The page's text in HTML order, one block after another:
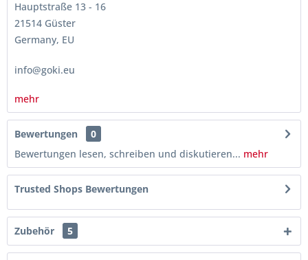
Hauptstraße 13 - 16
21514 Güster
Germany, EU
info@goki.eu
mehr
Bewertungen
0
Bewertungen lesen, schreiben und diskutieren... mehr
Trusted Shops Bewertungen
Zubehör 5